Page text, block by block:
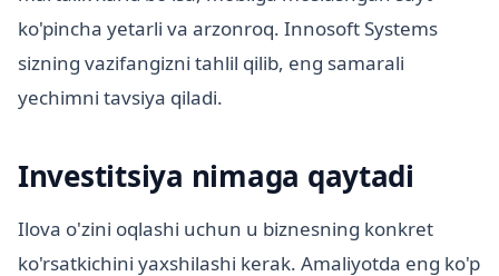
ko'pincha yetarli va arzonroq. Innosoft Systems
sizning vazifangizni tahlil qilib, eng samarali
yechimni tavsiya qiladi.
Investitsiya nimaga qaytadi
Ilova o'zini oqlashi uchun u biznesning konkret
ko'rsatkichini yaxshilashi kerak. Amaliyotda eng ko'p